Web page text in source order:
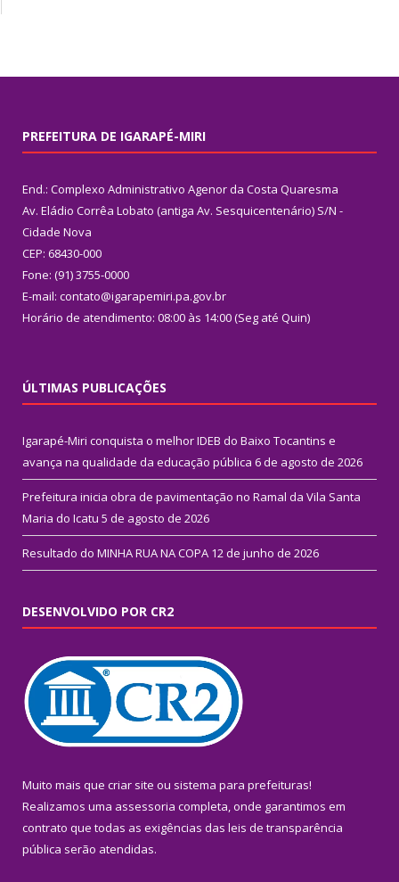
PREFEITURA DE IGARAPÉ-MIRI
End.: Complexo Administrativo Agenor da Costa Quaresma
Av. Eládio Corrêa Lobato (antiga Av. Sesquicentenário) S/N -
Cidade Nova
CEP: 68430-000
Fone: (91) 3755-0000
E-mail: contato@igarapemiri.pa.gov.br
Horário de atendimento: 08:00 às 14:00 (Seg até Quin)
ÚLTIMAS PUBLICAÇÕES
Igarapé-Miri conquista o melhor IDEB do Baixo Tocantins e
avança na qualidade da educação pública 6 de agosto de 2026
Prefeitura inicia obra de pavimentação no Ramal da Vila Santa
Maria do Icatu 5 de agosto de 2026
Resultado do MINHA RUA NA COPA 12 de junho de 2026
DESENVOLVIDO POR CR2
Muito mais que criar site ou sistema para prefeituras!
Realizamos uma assessoria completa, onde garantimos em
contrato que todas as exigências das leis de transparência
pública serão atendidas.